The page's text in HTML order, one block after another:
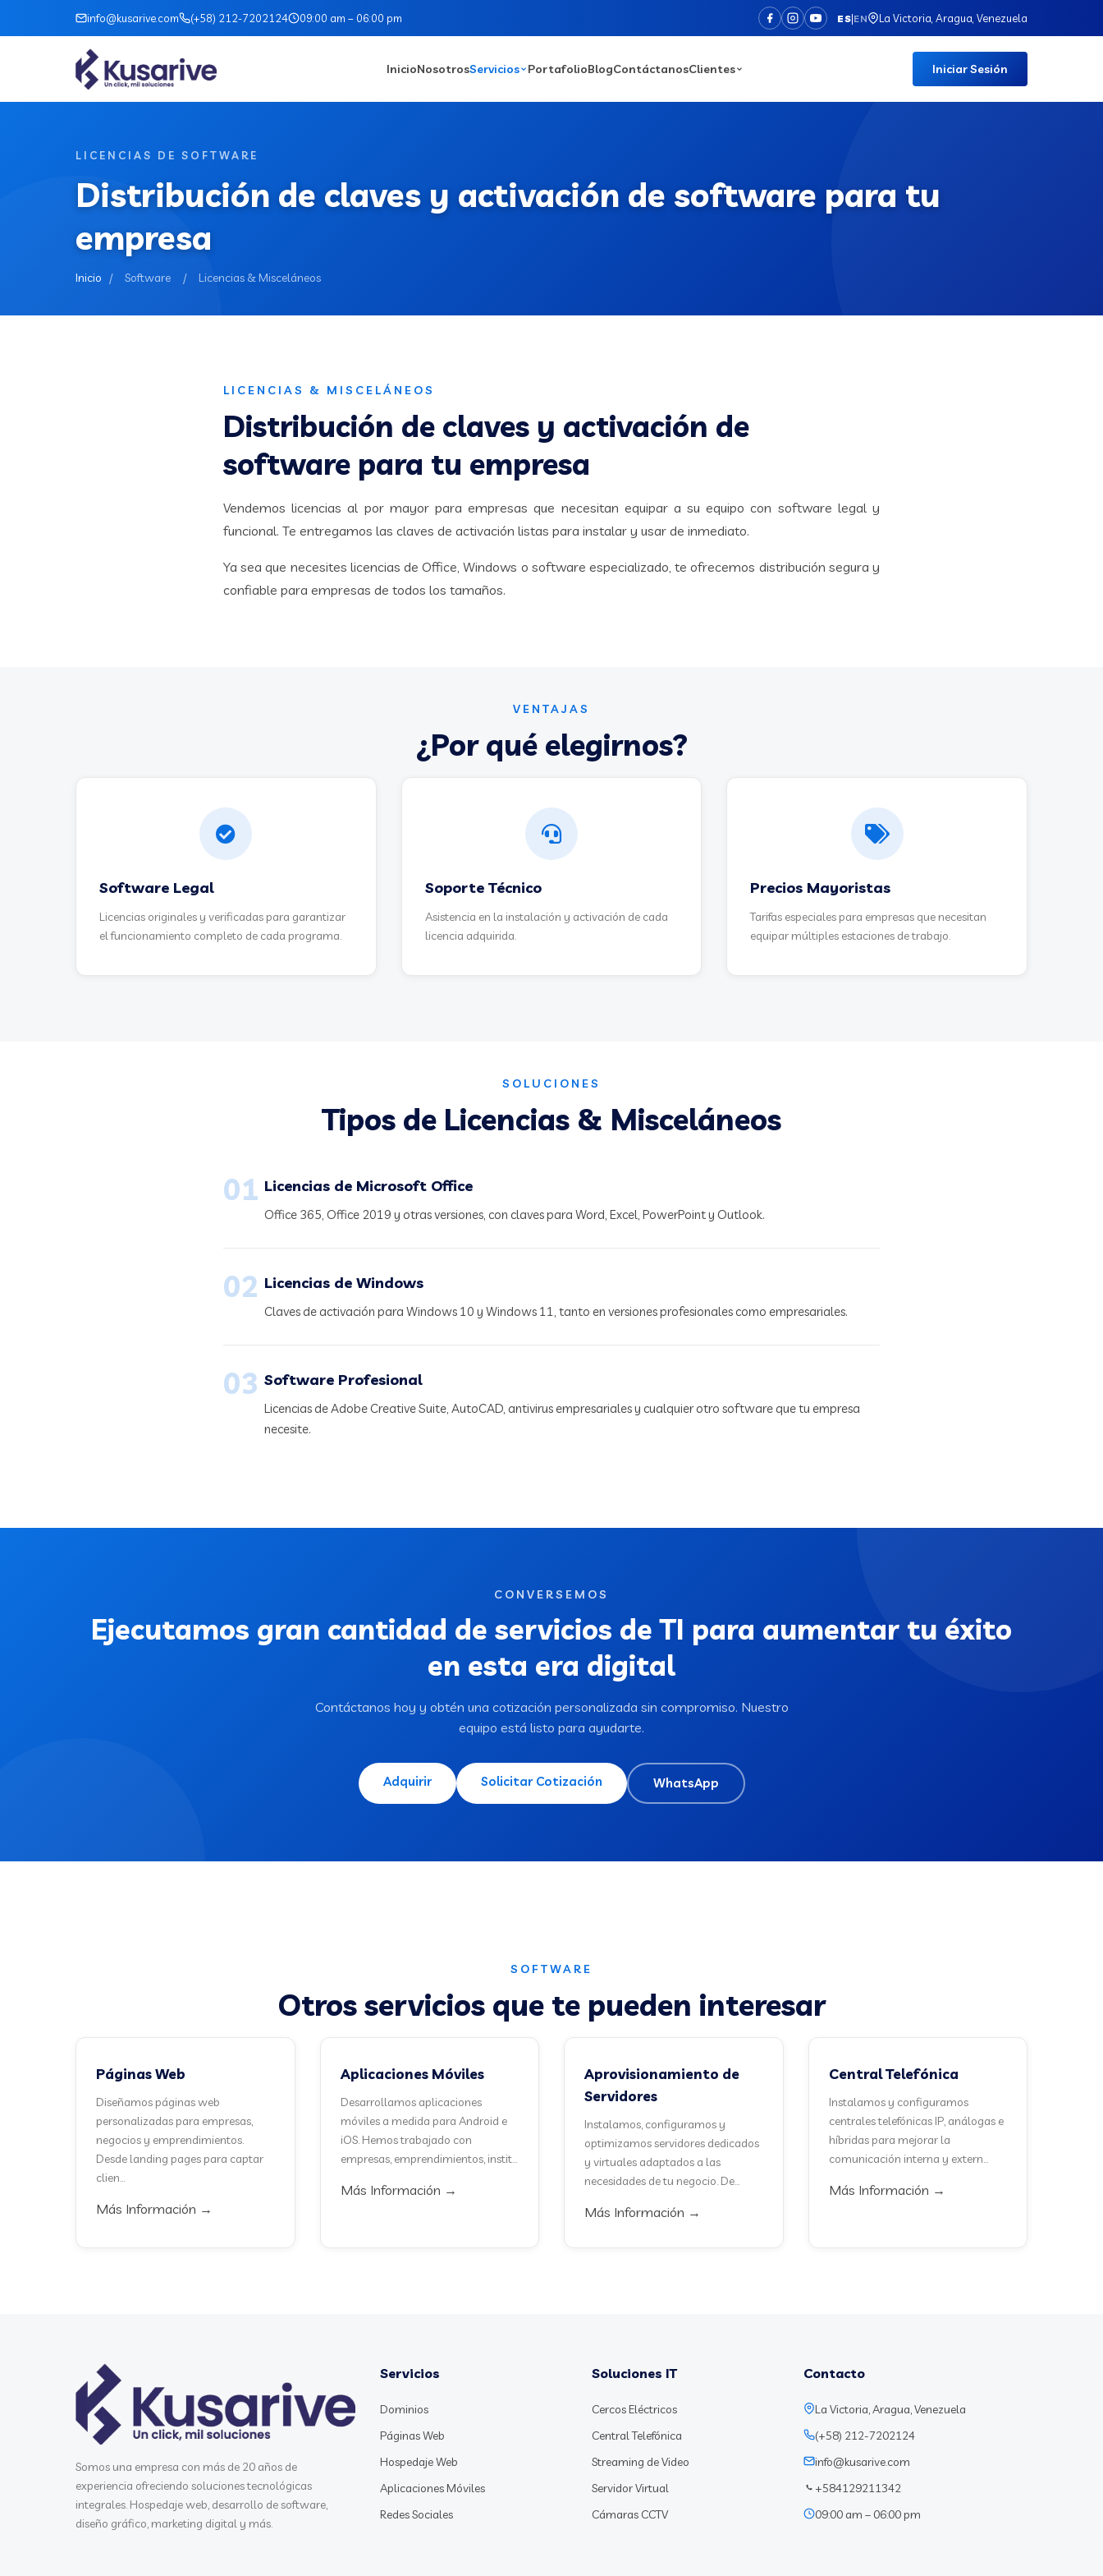
info@kusarive.com (+58) 212-7202124 09:00 am – 06:00 pm ES|EN La Victoria, Aragua, Venezuela
InicioNosotrosServicios PortafolioBlogContáctanosClientes Iniciar Sesión
LICENCIAS DE SOFTWARE
Distribución de claves y activación de software para tu
empresa
Inicio / Software / Licencias & Misceláneos
LICENCIAS & MISCELÁNEOS
Distribución de claves y activación de
software para tu empresa
Vendemos licencias al por mayor para empresas que necesitan equipar a su equipo con software legal y
funcional. Te entregamos las claves de activación listas para instalar y usar de inmediato.
Ya sea que necesites licencias de Office, Windows o software especializado, te ofrecemos distribución segura y
confiable para empresas de todos los tamaños.
VENTAJAS
¿Por qué elegirnos?
Software Legal
Licencias originales y verificadas para garantizar
el funcionamiento completo de cada programa.
Soporte Técnico
Asistencia en la instalación y activación de cada
licencia adquirida.
Precios Mayoristas
Tarifas especiales para empresas que necesitan
equipar múltiples estaciones de trabajo.
SOLUCIONES
Tipos de Licencias & Misceláneos
01 Licencias de Microsoft Office
Office 365, Office 2019 y otras versiones, con claves para Word, Excel, PowerPoint y Outlook.
02 Licencias de Windows
Claves de activación para Windows 10 y Windows 11, tanto en versiones profesionales como empresariales.
03 Software Profesional
Licencias de Adobe Creative Suite, AutoCAD, antivirus empresariales y cualquier otro software que tu empresa
necesite.
CONVERSEMOS
Ejecutamos gran cantidad de servicios de TI para aumentar tu éxito
en esta era digital
Contáctanos hoy y obtén una cotización personalizada sin compromiso. Nuestro
equipo está listo para ayudarte.
Adquirir Solicitar Cotización WhatsApp
SOFTWARE
Otros servicios que te pueden interesar
Páginas Web
Diseñamos páginas web
personalizadas para empresas,
negocios y emprendimientos.
Desde landing pages para captar
clien...
Más Información →
Aplicaciones Móviles
Desarrollamos aplicaciones
móviles a medida para Android e
iOS. Hemos trabajado con
empresas, emprendimientos, instit...
Más Información →
Aprovisionamiento de
Servidores
Instalamos, configuramos y
optimizamos servidores dedicados
y virtuales adaptados a las
necesidades de tu negocio. De...
Más Información →
Central Telefónica
Instalamos y configuramos
centrales telefónicas IP, análogas e
híbridas para mejorar la
comunicación interna y extern...
Más Información →
Somos una empresa con más de 20 años de
experiencia ofreciendo soluciones tecnológicas
integrales. Hospedaje web, desarrollo de software,
diseño gráfico, marketing digital y más.
Servicios
Dominios
Páginas Web
Hospedaje Web
Aplicaciones Móviles
Redes Sociales
Soluciones IT
Cercos Eléctricos
Central Telefónica
Streaming de Video
Servidor Virtual
Cámaras CCTV
Contacto
La Victoria, Aragua, Venezuela
(+58) 212-7202124
info@kusarive.com
+584129211342
09:00 am – 06:00 pm